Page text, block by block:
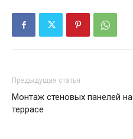
Предыдущая статья
Монтаж стеновых панелей на
террасе